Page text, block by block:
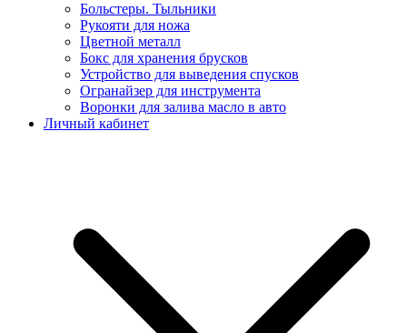
Больстеры. Тыльники
Рукояти для ножа
Цветной металл
Бокс для хранения брусков
Устройство для выведения спусков
Огранайзер для инструмента
Воронки для залива масло в авто
Личный кабинет